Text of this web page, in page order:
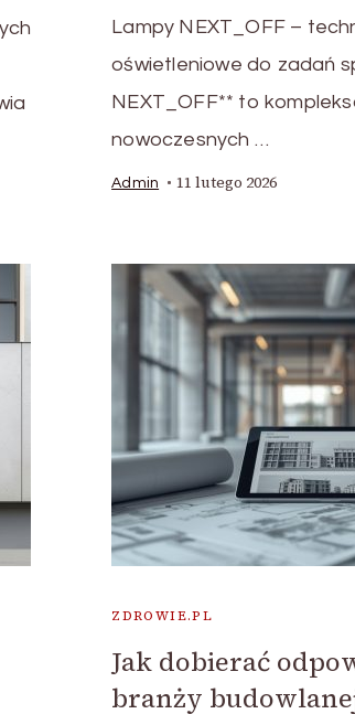
Lampy NEXT_OFF –
oświetleniowe do zadań
NEXT_OFF** to
nowoczesnych …
Admin 11 lutego 2026
ZDROWIE.PL
Jak dobierać
branży